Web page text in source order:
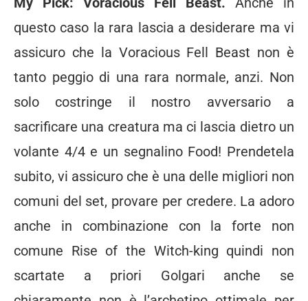
questo caso la rara lascia a desiderare ma vi
assicuro che la Voracious Fell Beast non è
tanto peggio di una rara normale, anzi. Non
solo costringe il nostro avversario a
sacrificare una creatura ma ci lascia dietro un
volante 4/4 e un segnalino Food! Prendetela
subito, vi assicuro che è una delle migliori non
comuni del set, provare per credere. La adoro
anche in combinazione con la forte non
comune Rise of the Witch-king quindi non
scartate a priori Golgari anche se